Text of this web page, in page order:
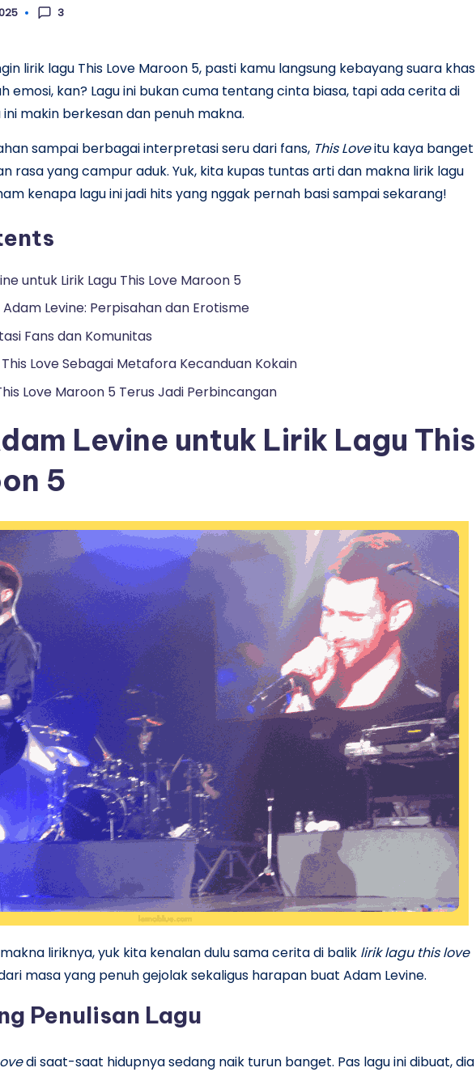
3
lirik lagu This Love Maroon 5, pasti kamu langsung kebayang suara khas
emosi, kan? Lagu ini bukan cuma tentang cinta biasa, tapi ada cerita di
makin berkesan dan penuh makna.
sampai berbagai interpretasi seru dari fans, This Loveitu kaya banget
rasa yang campur aduk. Yuk, kita kupas tuntas arti dan makna lirik lagu
kenapa lagu ini jadi hits yang nggak pernah basi sampai sekarang!
untuk Lirik Lagu This Love Maroon 5
Levine: Perpisahan dan Erotisme
Fans dan Komunitas
Love Sebagai Metafora Kecanduan Kokain
Love Maroon 5 Terus Jadi Perbincangan
Levine untuk Lirik Lagu This
5
liriknya, yuk kita kenalan dulu sama cerita di balik lirik lagu this love
masa yang penuh gejolak sekaligus harapan buat Adam Levine.
Penulisan Lagu
di saat-saat hidupnya sedang naik turun banget. Pas lagu ini dibuat, dia